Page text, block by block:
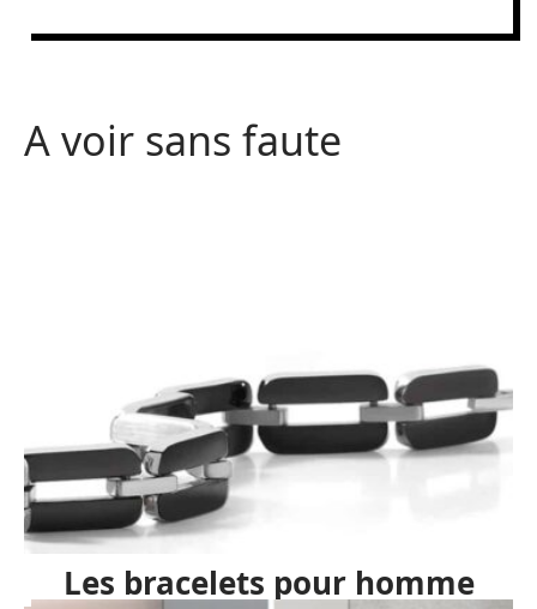
A voir sans faute
Les bracelets pour homme